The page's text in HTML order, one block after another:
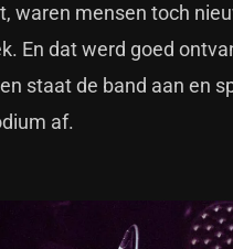
waren mensen toch
En dat werd goed
staat de band aan en
af.